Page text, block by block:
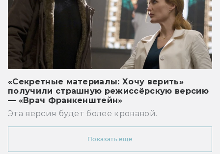
«Секретные материалы: Хочу верить»
получили страшную режиссёрскую версию
— «Врач Франкенштейн»
Эта версия будет более кровавой.
Показать ещё